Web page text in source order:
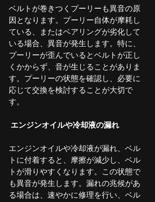
ベルトが巻きつくプーリーも異音の原
因となります。プーリー自体が摩耗し
ている、またはベアリングが劣化して
いる場合、異音が発生します。特に、
プーリーが歪んでいるとベルトが正し
くかからず、音が生じることがありま
す。プーリーの状態を確認し、必要に
応じて交換を検討することが大切で
す。
エンジンオイルや冷却液の漏れ
エンジンオイルや冷却液が漏れ、ベル
トに付着すると、摩擦が減少し、ベル
トが滑りやすくなります。この状態で
も異音が発生します。漏れの兆候があ
る場合は、速やかに修理を行い、ベル